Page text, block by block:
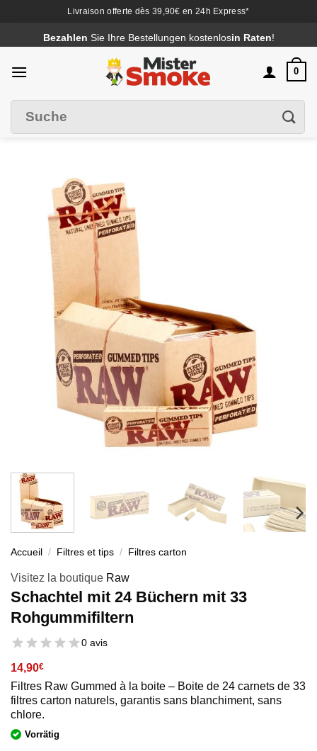
Livraison offerte dès 39,90€ en 24h Express*
au
contenu
Bezahlen Sie Ihre Bestellungen kostenlosin Raten!
0
nach
Accueil / Filtres et tips / Filtres carton
Visitez la boutique Raw
Schachtel mit 24 Büchern mit 33
Rohgummifiltern
0 avis
14,90€
Filtres Raw Gummed à la boite – Boite de 24 carnets de 33
filtres carton naturels, garantis sans blanchiment, sans
chlore.
Vorrätig